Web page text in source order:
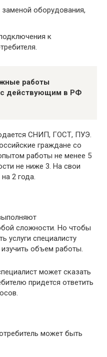
оборудования,
к
работы
с действующим в РФ
СНИП, ГОСТ, ПУЭ.
граждане со
работы не менее 5
не ниже 3. На свои
2 года.
сложности. Но чтобы
услуги специалисту
объем работы.
может сказать
придется ответить
может быть